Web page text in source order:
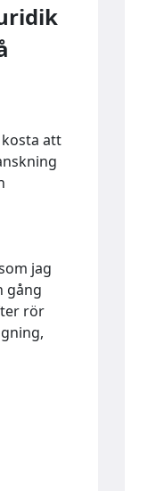
att
jag
gång
rör